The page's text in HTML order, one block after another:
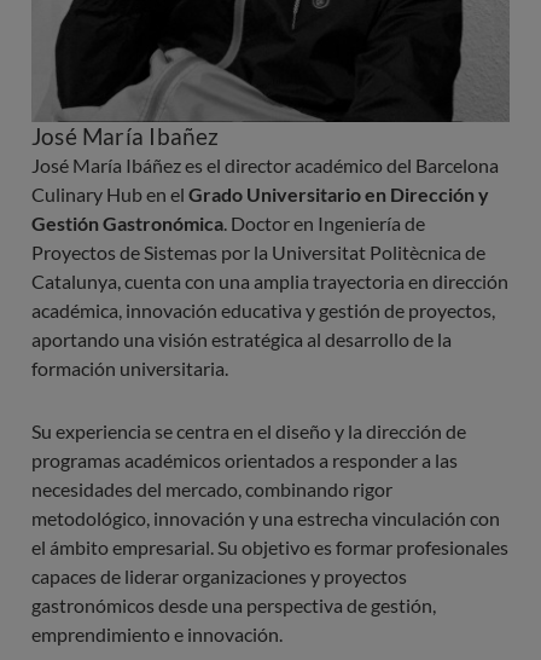
José María Ibañez
José María Ibáñez es el director académico del Barcelona
Culinary Hub en el Grado Universitario en Dirección y
Gestión Gastronómica . Doctor en Ingeniería de
Proyectos de Sistemas por la Universitat Politècnica de
Catalunya, cuenta con una amplia trayectoria en dirección
académica, innovación educativa y gestión de proyectos,
aportando una visión estratégica al desarrollo de la
formación universitaria.
Su experiencia se centra en el diseño y la dirección de
programas académicos orientados a responder a las
necesidades del mercado, combinando rigor
metodológico, innovación y una estrecha vinculación con
el ámbito empresarial. Su objetivo es formar profesionales
capaces de liderar organizaciones y proyectos
gastronómicos desde una perspectiva de gestión,
emprendimiento e innovación.